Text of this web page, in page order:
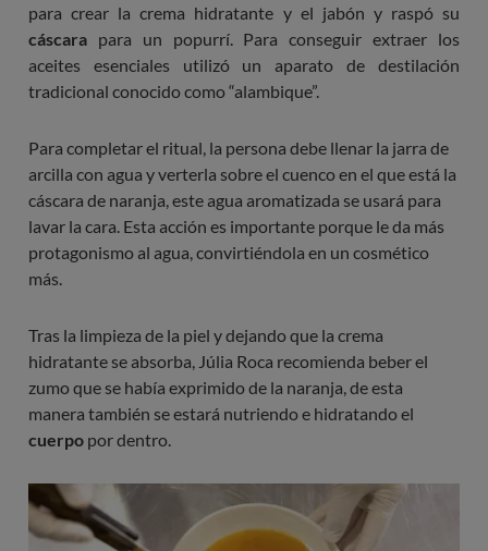
para crear la crema hidratante y el jabón y raspó su
cáscara para un popurrí. Para conseguir extraer los
aceites esenciales utilizó un aparato de destilación
tradicional conocido como “alambique”.
Para completar el ritual, la persona debe llenar la jarra de
arcilla con agua y verterla sobre el cuenco en el que está la
cáscara de naranja, este agua aromatizada se usará para
lavar la cara. Esta acción es importante porque le da más
protagonismo al agua, convirtiéndola en un cosmético
más.
Tras la limpieza de la piel y dejando que la crema
hidratante se absorba, Júlia Roca recomienda beber el
zumo que se había exprimido de la naranja, de esta
manera también se estará nutriendo e hidratando el
cuerpo por dentro.